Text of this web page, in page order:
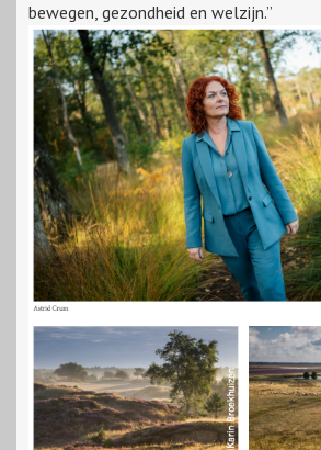
bewegen, gezondheid en welzijn.”